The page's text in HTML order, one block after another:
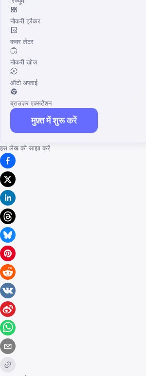
नौकरी ट्रैकर
कवर लेटर
नौकरी खोज
ऑटो अप्लाई
ब्राउज़र एक्सटेंशन
मुफ़्त में शुरू करें
इस लेख को साझा करें